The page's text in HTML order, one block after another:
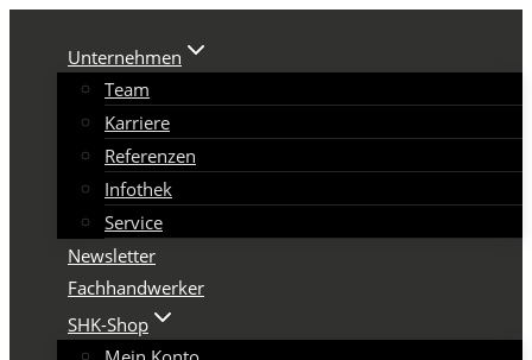
springen
Unternehmen
Team
Karriere
Referenzen
Infothek
Service
Newsletter
Fachhandwerker
SHK-Shop